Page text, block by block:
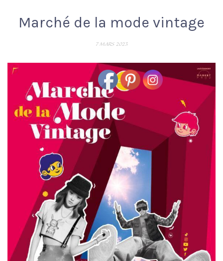
Marché de la mode vintage
7 MARS 2023